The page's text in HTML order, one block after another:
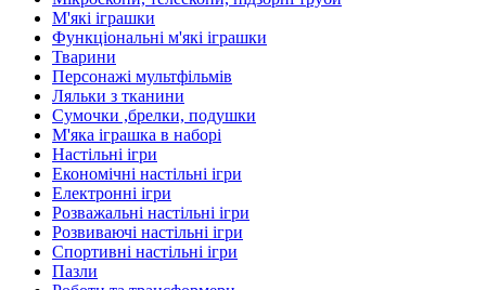
М'які іграшки
Функціональні м'які іграшки
Тварини
Персонажі мультфільмів
Ляльки з тканини
Сумочки ,брелки, подушки
М'яка іграшка в наборі
Настільні ігри
Економічні настільні ігри
Електронні ігри
Розважальні настільні ігри
Розвиваючі настільні ігри
Спортивні настільні ігри
Пазли